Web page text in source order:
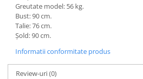
Greutate model: 56 kg.
Bust: 90 cm.
Talie: 76 cm.
Șold: 90 cm.
Informatii conformitate produs
Review-uri(0)